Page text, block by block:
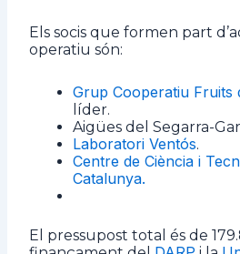
Els socis que formen part
operatiu són:
Grup Cooperatiu Fruits
líder.
Aigües del Segarra-
Laboratori Ventós.
Centre de Ciència i
Catalunya.
El pressupost total és de